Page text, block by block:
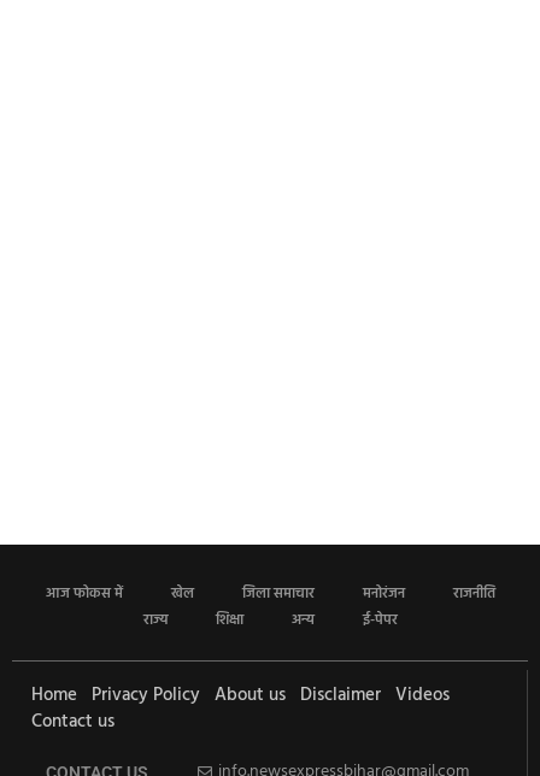
आज फोकस में खेल जिला समाचार मनोरंजन
राजनीति
राज्य
शिक्षा अन्य ई-पेपर
Home Privacy Policy About us Disclaimer Videos
Contact us
CONTACT US